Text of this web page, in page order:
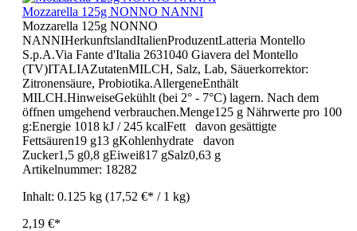
Mozzarella 125g NONNO NANNI
Mozzarella 125g NONNO
NANNIHerkunftslandItalienProduzentLatteria Montello
S.p.A.Via Fante d'Italia 2631040 Giavera del Montello
(TV)ITALIAZutatenMILCH, Salz, Lab, Säuerkorrektor:
Zitronensäure, Probiotika.AllergeneEnthält
MILCH.HinweiseGekühlt (bei 2° - 7°C) lagern. Nach dem
öffnen umgehend verbrauchen.Menge125 g Nährwerte pro 100
g:Energie 1018 kJ / 245 kcalFett davon gesättigte
Fettsäuren19 g13 gKohlenhydrate davon
Zucker1,5 g0,8 gEiweiß17 gSalz0,63 g
Artikelnummer: 18282
Inhalt: 0.125 kg (17,52 €* / 1 kg)
2,19 €*